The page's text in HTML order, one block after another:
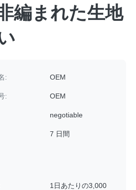
編まれた生地
: OEM
: OEM
negotiable
7 日間
1日あたりの3,000